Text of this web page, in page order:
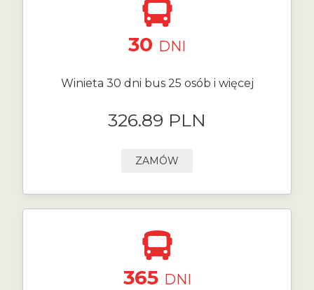
30 DNI
Winieta 30 dni bus 25 osób i więcej
326.89 PLN
ZAMÓW
365 DNI